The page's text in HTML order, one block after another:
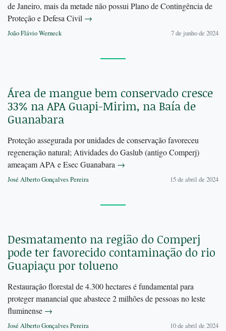
de Janeiro, mais da metade não possui Plano de Contingência de
Proteção e Defesa Civil →
João Flávio Werneck 7 de junho de 2024
Área de mangue bem conservado cresce
33% na APA Guapi-Mirim, na Baía de
Guanabara
Proteção assegurada por unidades de conservação favoreceu
regeneração natural; Atividades do Gaslub (antigo Comperj)
ameaçam APA e Esec Guanabara →
José Alberto Gonçalves Pereira 15 de abril de 2024
Desmatamento na região do Comperj
pode ter favorecido contaminação do rio
Guapiaçu por tolueno
Restauração florestal de 4.300 hectares é fundamental para
proteger manancial que abastece 2 milhões de pessoas no leste
fluminense →
José Alberto Gonçalves Pereira 10 de abril de 2024